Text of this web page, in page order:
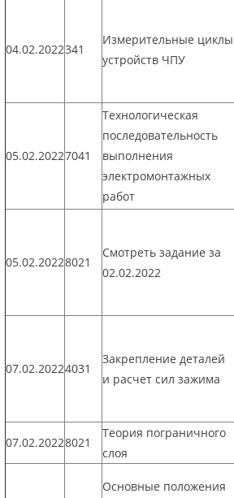
04.02.2022341
Измерительные циклы
устройств ЧПУ
05.02.20227041
Технологическая
последовательность
выполнения
электромонтажных
работ
05.02.20228021
Смотреть задание за
02.02.2022
07.02.20224031
Закрепление деталей
и расчет сил зажима
07.02.20228021
Теория пограничного
слоя
Основные положения